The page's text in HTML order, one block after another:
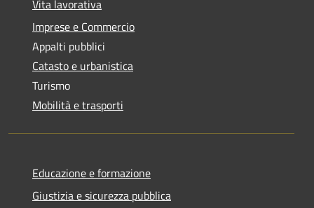
Vita lavorativa
Imprese e Commercio
Appalti pubblici
Catasto e urbanistica
Turismo
Mobilità e trasporti
Educazione e formazione
Giustizia e sicurezza pubblica